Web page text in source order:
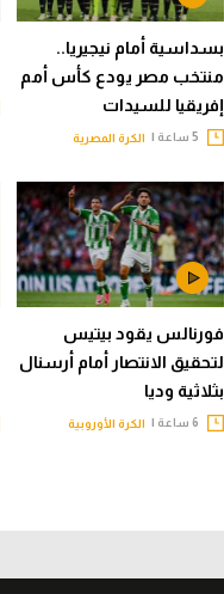
بسداسية أمام نيجيريا..
منتخب مصر يودع كأس أمم
إفريقيا للسيدات
الكرة المصرية
فورنالس يقود بيتيس
لتحقيق الانتصار أمام أرسنال
بثلاثية وديا
الكرة الأوروبية